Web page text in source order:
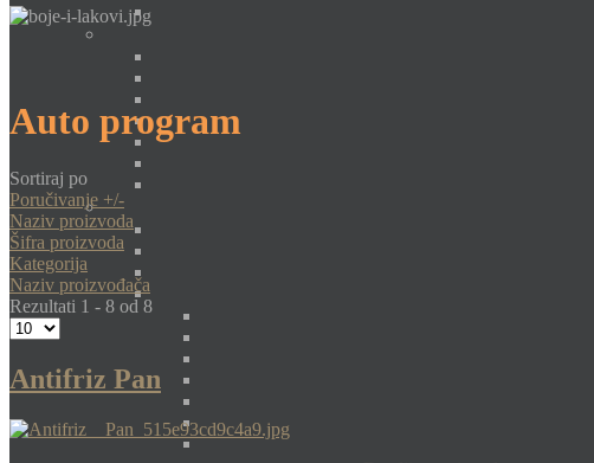
Auto program
Sortiraj po
Poručivanje +/-
Naziv proizvoda
Šifra proizvoda
Kategorija
Naziv proizvođača
Rezultati 1 - 8 od 8
Antifriz Pan